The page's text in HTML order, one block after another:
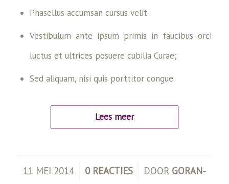
Phasellus accumsan cursus velit.
Vestibulum ante ipsum primis in faucibus orci
luctus et ultrices posuere cubilia Curae;
Sed aliquam, nisi quis porttitor congue
Lees meer
11 MEI 2014
/ 0 REACTIES
/ DOOR GORAN-